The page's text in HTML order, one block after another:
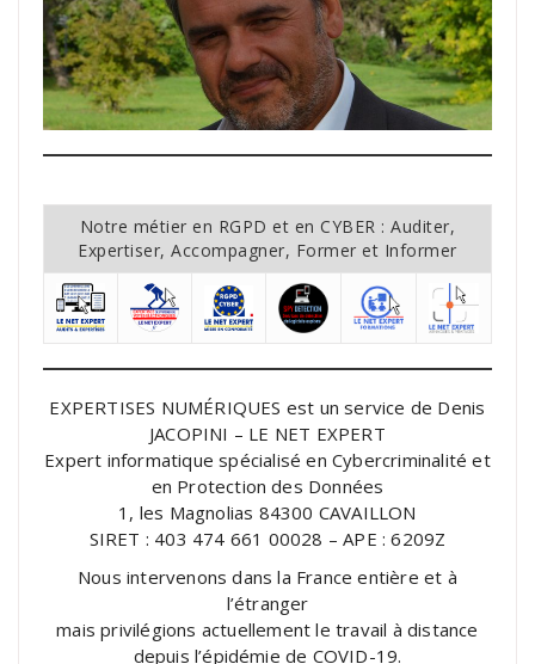
Notre métier en RGPD et en CYBER : Auditer,
Expertiser, Accompagner, Former et Informer
EXPERTISES NUMÉRIQUES est un service de Denis
JACOPINI – LE NET EXPERT
Expert informatique spécialisé en Cybercriminalité et
en Protection des Données
1, les Magnolias 84300 CAVAILLON
SIRET : 403 474 661 00028 – APE : 6209Z
Nous intervenons dans la France entière et à
l’étranger
mais privilégions actuellement le travail à distance
depuis l’épidémie de COVID-19.